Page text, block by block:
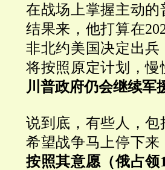
在战场上掌握主动
结果来，他打算在
非北约美国决定出
将按照原定计划，
川普政府仍会继续军
说到底，有些人，
希望战争马上停下来
按照其意愿（俄占